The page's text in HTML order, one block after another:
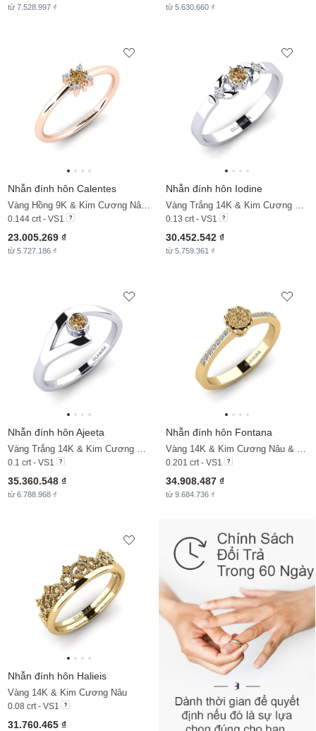
từ 7.528.997 ₫ từ 5.630.660 ₫
Nhẫn đính hôn Calentes
0.144 crt - VS1
23.005.269 ₫
từ 5.727.186 ₫
Nhẫn đính hôn Iodine
0.13 crt - VS1
30.452.542 ₫
từ 5.759.361 ₫
Nhẫn đính hôn Ajeeta
0.1 crt - VS1
35.360.548 ₫
từ 6.788.968 ₫
Nhẫn đính hôn Fontana
0.201 crt - VS1
34.908.487 ₫
từ 9.684.736 ₫
Nhẫn đính hôn Halieis
Vàng 14K & Kim Cương Nâu
0.08 crt - VS1
31.760.465 ₫